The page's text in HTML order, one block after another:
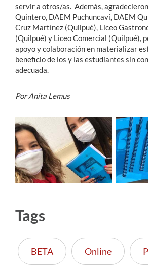
servir a otros/as. Además,
Quintero, DAEM Puchuncaví, DAEM
Cruz Martínez (Quilpué), Liceo
(Quilpué) y Liceo Comercial (Quilpué),
apoyo y colaboración en materializar
beneficio de los y las estudiantes sin
adecuada.
Por Anita Lemus
Tags
BETA Online